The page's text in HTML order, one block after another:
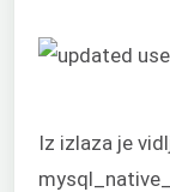
Iz izlaza je